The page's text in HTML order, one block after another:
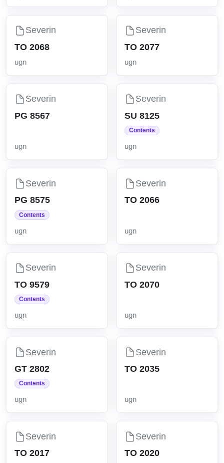
Severin
TO 2068
ugn
Severin
TO 2077
ugn
Severin
PG 8567
ugn
Severin
SU 8125
Contents
ugn
Severin
PG 8575
Contents
ugn
Severin
TO 2066
ugn
Severin
TO 9579
Contents
ugn
Severin
TO 2070
ugn
Severin
GT 2802
Contents
ugn
Severin
TO 2035
ugn
Severin
TO 2017
Severin
TO 2020